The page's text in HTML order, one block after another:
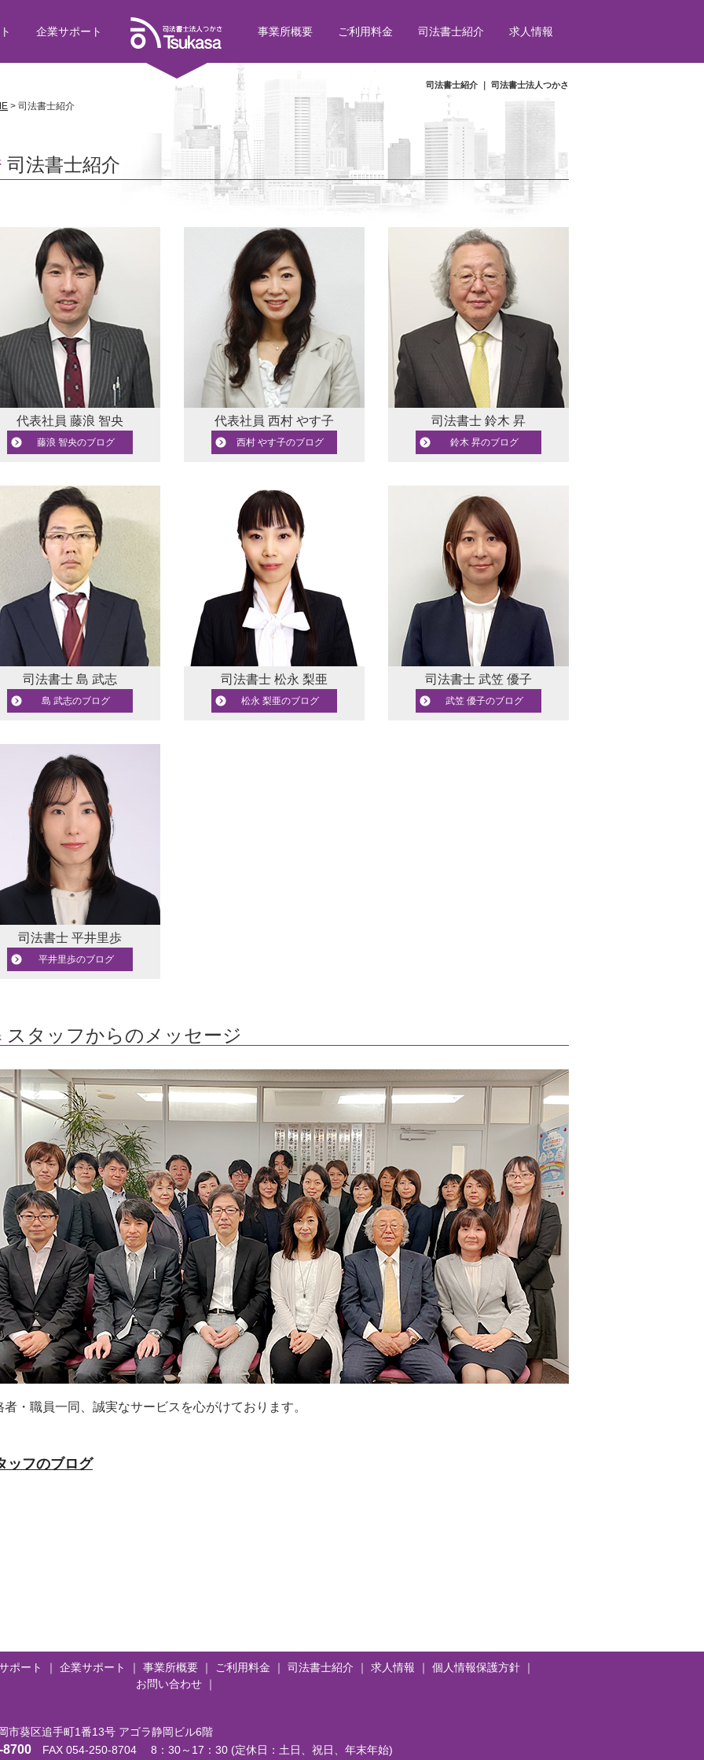
企業サポート 事業所概要 ご利用料金 司法書士紹介 求人情報
司法書士紹介 ｜ 司法書士法人つかさ
> 司法書士紹介
司法書士紹介
代表社員 藤浪 智央
藤浪 智央のブログ
代表社員 西村 やす子
西村 やす子のブログ
司法書士 鈴木 昇
鈴木 昇のブログ
司法書士 島 武志
島 武志のブログ
司法書士 松永 梨亜
松永 梨亜のブログ
司法書士 武笠 優子
武笠 優子のブログ
司法書士 平井里歩
平井里歩のブログ
スタッフからのメッセージ
者・職員一同、誠実なサービスを心がけております。
ッフのブログ
ポート ｜ 企業サポート ｜ 事業所概要 ｜ ご利用料金 ｜ 司法書士紹介 ｜ 求人情報 ｜ 個人情報保護方針 ｜
お問い合わせ ｜
市葵区追手町1番13号 アゴラ静岡ビル6階
8700 FAX 054-250-8704 8：30～17：30 (定休日：土日、祝日、年末年始)